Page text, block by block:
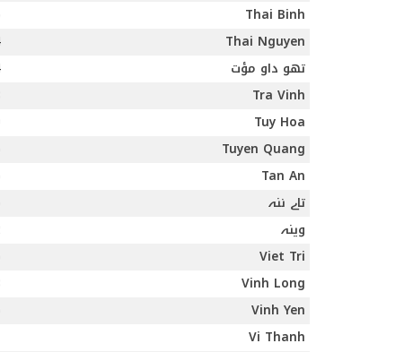
Thai Binh
Thai Nguyen
تھو داو مؤت
Tra Vinh
Tuy Hoa
Tuyen Quang
Tan An
تاے ننہ
وینہ
Viet Tri
Vinh Long
Vinh Yen
Vi Thanh